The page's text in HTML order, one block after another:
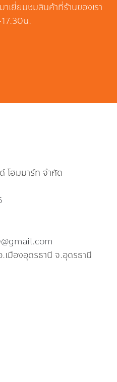
าเยี่ยมชมสินค้าที่ร้านของเรา
น.
ฮมมาร์ท จำกัด
มืองอุดรธานี จ.อุดรธานี